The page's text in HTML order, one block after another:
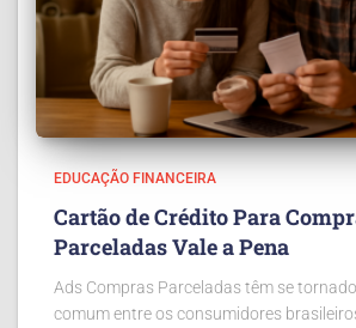
EDUCAÇÃO FINANCEIRA
Cartão de Crédito Para
Parceladas Vale a Pena
Ads Compras Parceladas têm se
comum entre os consumidores